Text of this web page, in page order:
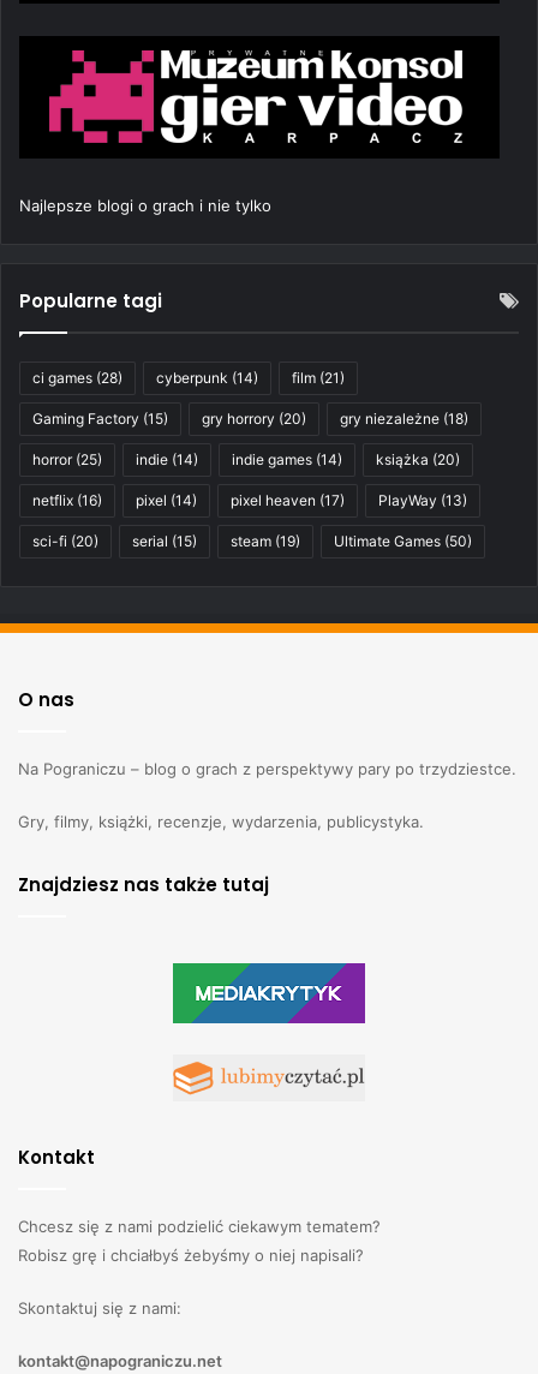
Najlepsze blogi o grach i nie tylko
Popularne tagi
ci games (28) cyberpunk (14) film (21)
Gaming Factory (15) gry horrory (20) gry niezależne (18)
horror(25) indie (14) indie games (14) książka (20)
netflix (16) pixel (14) pixel heaven (17) PlayWay (13)
sci-fi (20) serial (15) steam (19) Ultimate Games (50)
O nas
Na Pograniczu – blog o grach z perspektywy pary po trzydziestce.
Gry, filmy, książki, recenzje, wydarzenia, publicystyka.
Znajdziesz nas także tutaj
Kontakt
Chcesz się z nami podzielić ciekawym tematem?
Robisz grę i chciałbyś żebyśmy o niej napisali?
Skontaktuj się z nami:
kontakt@napograniczu.net